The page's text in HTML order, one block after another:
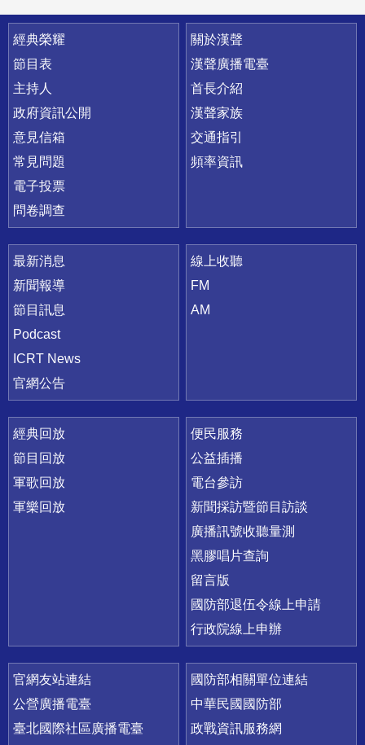
快速連結
經典榮耀
節目表
主持人
政府資訊公開
意見信箱
常見問題
電子投票
問卷調查
關於漢聲
漢聲廣播電臺
首長介紹
漢聲家族
交通指引
頻率資訊
最新消息
新聞報導
節目訊息
Podcast
ICRT News
官網公告
線上收聽
FM
AM
經典回放
節目回放
軍歌回放
軍樂回放
便民服務
公益插播
電台參訪
新聞採訪暨節目訪談
廣播訊號收聽量測
黑膠唱片查詢
留言版
國防部退伍令線上申請
行政院線上申辦
官網友站連結
公營廣播電臺
臺北國際社區廣播電臺
國防部相關單位連結
中華民國國防部
政戰資訊服務網